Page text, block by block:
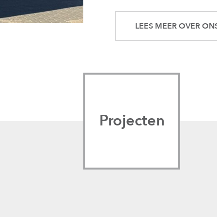
LEES MEER OVER
Projecten